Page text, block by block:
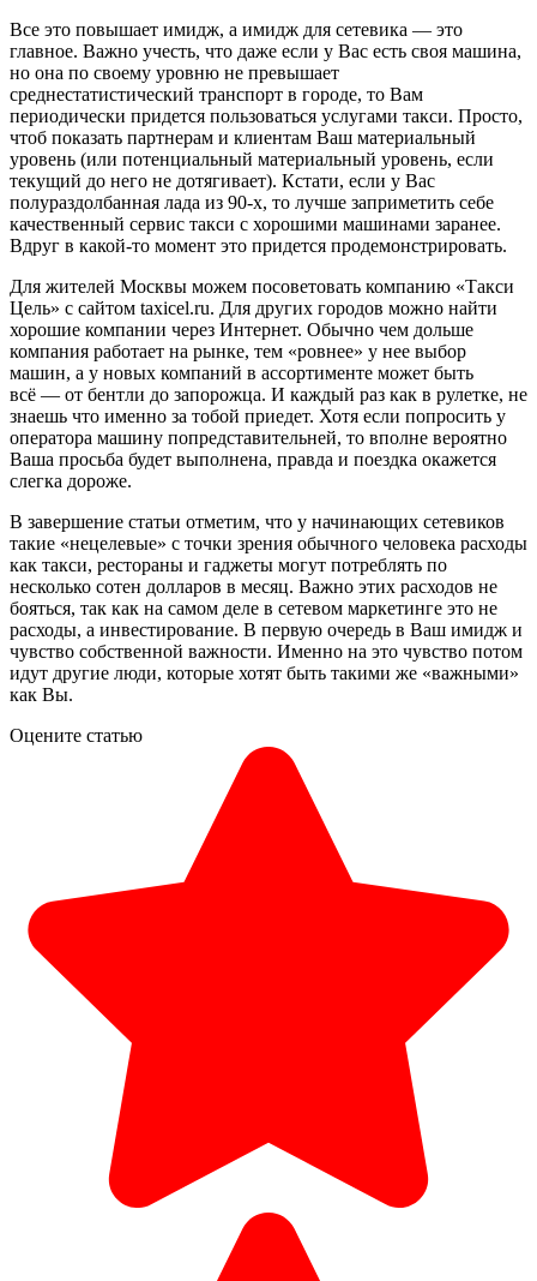
Все это повышает имидж, а имидж для сетевика — это
главное. Важно учесть, что даже если у Вас есть своя машина,
но она по своему уровню не превышает
среднестатистический транспорт в городе, то Вам
периодически придется пользоваться услугами такси. Просто,
чтоб показать партнерам и клиентам Ваш материальный
уровень (или потенциальный материальный уровень, если
текущий до него не дотягивает). Кстати, если у Вас
полураздолбанная лада из 90-х, то лучше заприметить себе
качественный сервис такси с хорошими машинами заранее.
Вдруг в какой-то момент это придется продемонстрировать.
Для жителей Москвы можем посоветовать компанию «Такси
Цель» с сайтом taxicel.ru. Для других городов можно найти
хорошие компании через Интернет. Обычно чем дольше
компания работает на рынке, тем «ровнее» у нее выбор
машин, а у новых компаний в ассортименте может быть
всё — от бентли до запорожца. И каждый раз как в рулетке, не
знаешь что именно за тобой приедет. Хотя если попросить у
оператора машину попредставительней, то вполне вероятно
Ваша просьба будет выполнена, правда и поездка окажется
слегка дороже.
В завершение статьи отметим, что у начинающих сетевиков
такие «нецелевые» с точки зрения обычного человека расходы
как такси, рестораны и гаджеты могут потреблять по
несколько сотен долларов в месяц. Важно этих расходов не
бояться, так как на самом деле в сетевом маркетинге это не
расходы, а инвестирование. В первую очередь в Ваш имидж и
чувство собственной важности. Именно на это чувство потом
идут другие люди, которые хотят быть такими же «важными»
как Вы.
Оцените статью